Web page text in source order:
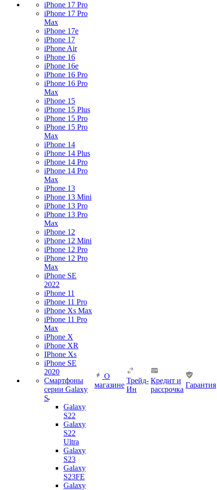
iPhone 17 Pro
iPhone 17 Pro
Max
iPhone 17e
iPhone 17
iPhone Air
iPhone 16
iPhone 16e
iPhone 16 Pro
iPhone 16 Pro
Max
iPhone 15
iPhone 15 Plus
iPhone 15 Pro
iPhone 15 Pro
Max
iPhone 14
iPhone 14 Plus
iPhone 14 Pro
iPhone 14 Pro
Max
iPhone 13
iPhone 13 Mini
iPhone 13 Pro
iPhone 13 Pro
Max
iPhone 12
iPhone 12 Mini
iPhone 12 Pro
iPhone 12 Pro
Max
iPhone SE
2022
iPhone 11
iPhone 11 Pro
iPhone Xs Max
iPhone 11 Pro
Max
iPhone X
iPhone XR
IPhone Xs
iPhone SE
2020
Смартфоны
серии Galaxy
S
Galaxy
S22
Galaxy
S22
Ultra
Galaxy
S23
Galaxy
S23FE
Galaxy
О
магазине
Трейд-
Ин
Кредит и
рассрочка
Гарантия